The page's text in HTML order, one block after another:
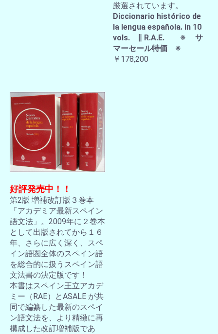
厳選されています。
Diccionario histórico de
la lengua española. in 10
vols. ∥ R.A.E. ※ サ
マーセール特価 ※
￥178,200
好評発売中！！
第2版 増補改訂版３巻本
「アカデミア最新スペイン
語文法」。2009年に２巻本
として出版されてから１６
年、さらに広く深く、スペ
イン語圏全体のスペイン語
を総合的に扱うスペイン語
文法書の決定版です！
本書はスペイン王立アカデ
ミー（RAE）とASALE が共
同で編纂した最新のスペイ
ン語文法を、より精緻に再
構成した改訂増補版であ